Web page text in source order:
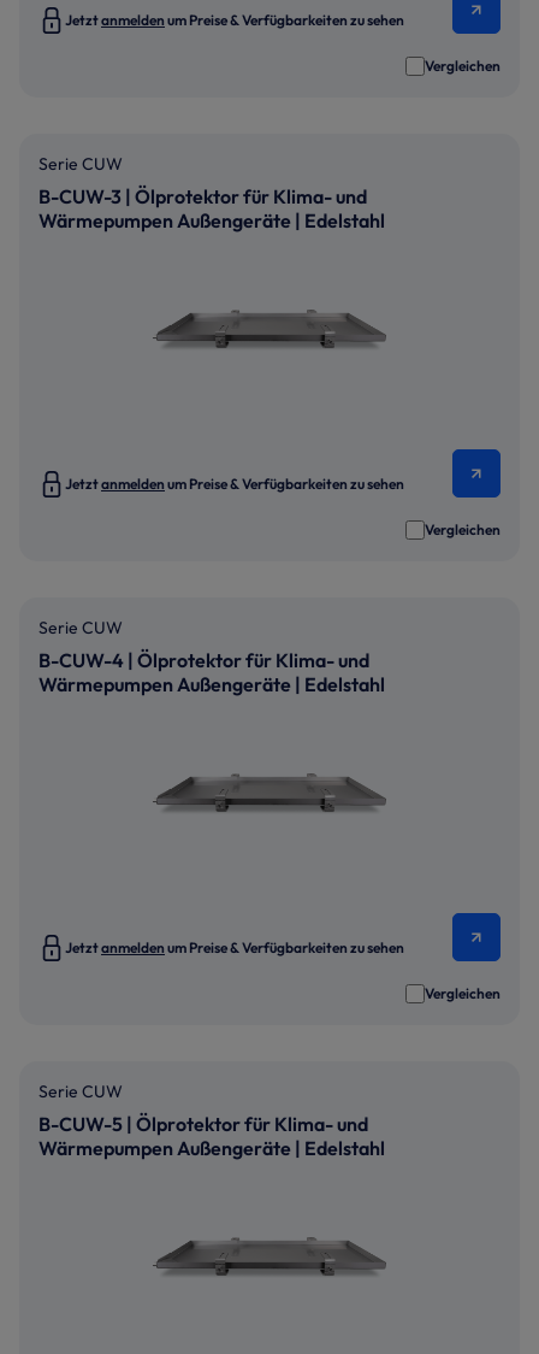
Jetztanmelden um Preise & Verfügbarkeiten zu sehen
Vergleichen
Serie CUW
B-CUW-3 | Ölprotektor für Klima- und
Wärmepumpen Außengeräte | Edelstahl
Jetztanmelden um Preise & Verfügbarkeiten zu sehen
Vergleichen
Serie CUW
B-CUW-4 | Ölprotektor für Klima- und
Wärmepumpen Außengeräte | Edelstahl
Jetztanmelden um Preise & Verfügbarkeiten zu sehen
Vergleichen
Serie CUW
B-CUW-5 | Ölprotektor für Klima- und
Wärmepumpen Außengeräte | Edelstahl